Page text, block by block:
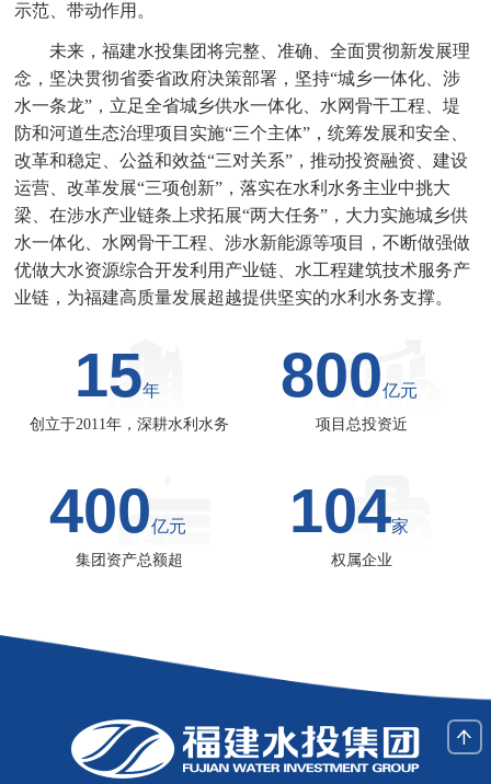
示范、带动作用。
未来，福建水投集团将完整、准确、全面贯彻新发展理
念，坚决贯彻省委省政府决策部署，坚持“城乡一体化、涉
水一条龙”，立足全省城乡供水一体化、水网骨干工程、堤
防和河道生态治理项目实施“三个主体”，统筹发展和安全、
改革和稳定、公益和效益“三对关系”，推动投资融资、建设
运营、改革发展“三项创新”，落实在水利水务主业中挑大
梁、在涉水产业链条上求拓展“两大任务”，大力实施城乡供
水一体化、水网骨干工程、涉水新能源等项目，不断做强做
优做大水资源综合开发利用产业链、水工程建筑技术服务产
业链，为福建高质量发展超越提供坚实的水利水务支撑。
15年
创立于2011年，深耕水利水务
800亿元
项目总投资近
400亿元
集团资产总额超
104家
权属企业